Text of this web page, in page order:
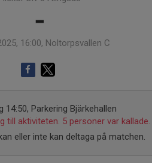
-
16:00, Noltorpsvallen C
14:50, Parkering Bjärkehallen
till aktiviteten. 5 personer var kallade.
eller inte kan deltaga på matchen.